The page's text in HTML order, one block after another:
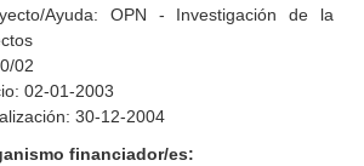
Ayuda: OPN - Investigación de la
02
02-01-2003
30-12-2004
financiador/es: